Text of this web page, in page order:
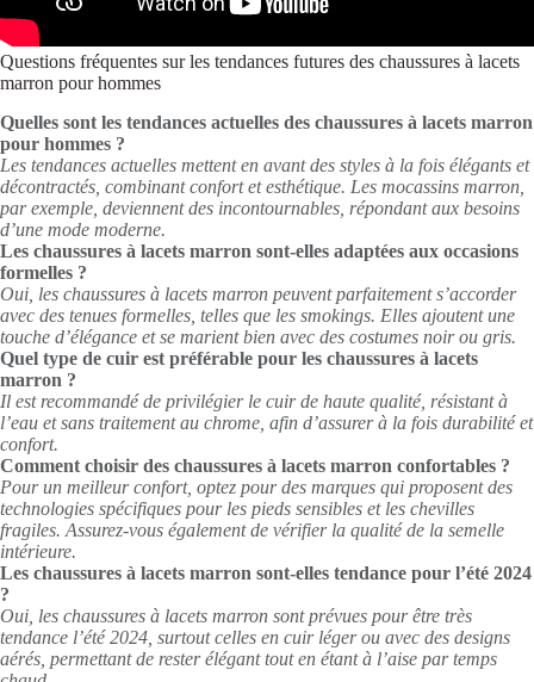
Questions fréquentes sur les tendances futures des chaussures à lacets
marron pour hommes
Quelles sont les tendances actuelles des chaussures à lacets marron
pour hommes ?
Les tendances actuelles mettent en avant des styles à la fois élégants et
décontractés, combinant confort et esthétique. Les mocassins marron,
par exemple, deviennent des incontournables, répondant aux besoins
d’une mode moderne.
Les chaussures à lacets marron sont-elles adaptées aux occasions
formelles ?
Oui, les chaussures à lacets marron peuvent parfaitement s’accorder
avec des tenues formelles, telles que les smokings. Elles ajoutent une
touche d’élégance et se marient bien avec des costumes noir ou gris.
Quel type de cuir est préférable pour les chaussures à lacets
marron ?
Il est recommandé de privilégier le cuir de haute qualité, résistant à
l’eau et sans traitement au chrome, afin d’assurer à la fois durabilité et
confort.
Comment choisir des chaussures à lacets marron confortables ?
Pour un meilleur confort, optez pour des marques qui proposent des
technologies spécifiques pour les pieds sensibles et les chevilles
fragiles. Assurez-vous également de vérifier la qualité de la semelle
intérieure.
Les chaussures à lacets marron sont-elles tendance pour l’été 2024
?
Oui, les chaussures à lacets marron sont prévues pour être très
tendance l’été 2024, surtout celles en cuir léger ou avec des designs
aérés, permettant de rester élégant tout en étant à l’aise par temps